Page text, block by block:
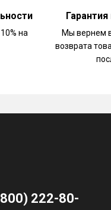
на
Мы вернем
возврата
222-80-